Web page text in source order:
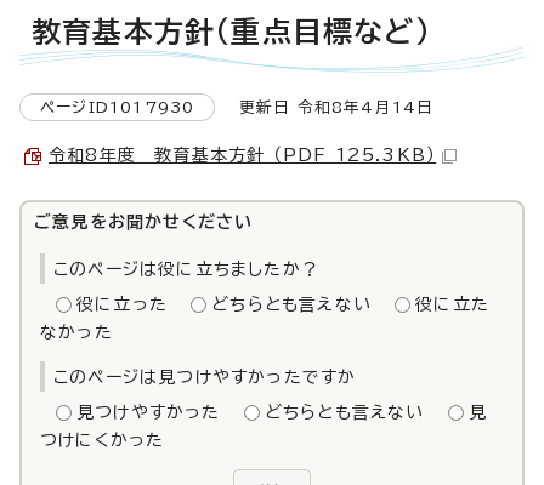
教育基本方針（重点目標など）
ページID1017930 更新日 令和8年4月14日
令和8年度 教育基本方針 （PDF 125.3KB）
ご意見をお聞かせください
このページは役に立ちましたか？
役に立った どちらとも言えない
役に立た
なかった
このページは見つけやすかったですか
見つけやすかった どちらとも言えない
見
つけにくかった